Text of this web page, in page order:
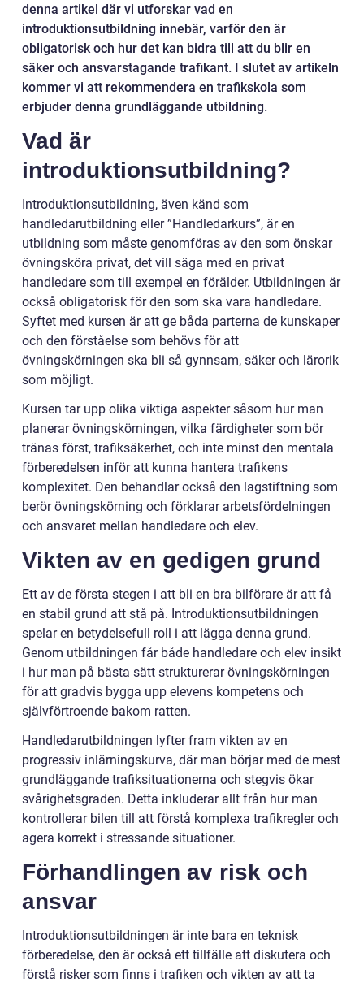
denna artikel där vi utforskar vad en
introduktionsutbildning innebär, varför den är
obligatorisk och hur det kan bidra till att du blir en
säker och ansvarstagande trafikant. I slutet av artikeln
kommer vi att rekommendera en trafikskola som
erbjuder denna grundläggande utbildning.
Vad är
introduktionsutbildning?
Introduktionsutbildning, även känd som
handledarutbildning eller ”Handledarkurs”, är en
utbildning som måste genomföras av den som önskar
övningsköra privat, det vill säga med en privat
handledare som till exempel en förälder. Utbildningen är
också obligatorisk för den som ska vara handledare.
Syftet med kursen är att ge båda parterna de kunskaper
och den förståelse som behövs för att
övningskörningen ska bli så gynnsam, säker och lärorik
som möjligt.
Kursen tar upp olika viktiga aspekter såsom hur man
planerar övningskörningen, vilka färdigheter som bör
tränas först, trafiksäkerhet, och inte minst den mentala
förberedelsen inför att kunna hantera trafikens
komplexitet. Den behandlar också den lagstiftning som
berör övningskörning och förklarar arbetsfördelningen
och ansvaret mellan handledare och elev.
Vikten av en gedigen grund
Ett av de första stegen i att bli en bra bilförare är att få
en stabil grund att stå på. Introduktionsutbildningen
spelar en betydelsefull roll i att lägga denna grund.
Genom utbildningen får både handledare och elev insikt
i hur man på bästa sätt strukturerar övningskörningen
för att gradvis bygga upp elevens kompetens och
självförtroende bakom ratten.
Handledarutbildningen lyfter fram vikten av en
progressiv inlärningskurva, där man börjar med de mest
grundläggande trafiksituationerna och stegvis ökar
svårighetsgraden. Detta inkluderar allt från hur man
kontrollerar bilen till att förstå komplexa trafikregler och
agera korrekt i stressande situationer.
Förhandlingen av risk och
ansvar
Introduktionsutbildningen är inte bara en teknisk
förberedelse, den är också ett tillfälle att diskutera och
förstå risker som finns i trafiken och vikten av att ta